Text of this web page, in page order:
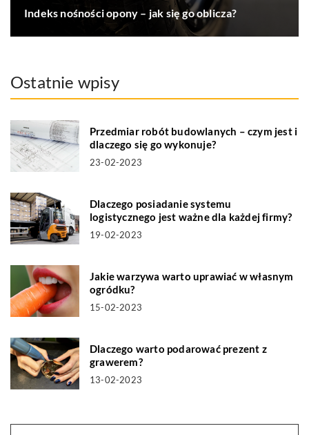
Indeks nośności opony – jak się go oblicza?
Ostatnie wpisy
Przedmiar robót budowlanych – czym jest i
dlaczego się go wykonuje?
23-02-2023
Dlaczego posiadanie systemu
logistycznego jest ważne dla każdej firmy?
19-02-2023
Jakie warzywa warto uprawiać w własnym
ogródku?
15-02-2023
Dlaczego warto podarować prezent z
grawerem?
13-02-2023